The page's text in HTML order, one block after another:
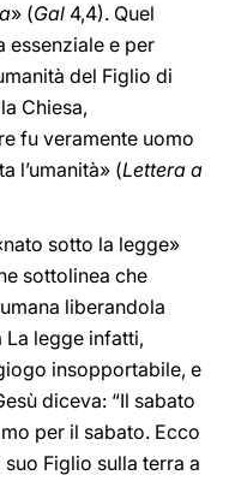
» (Gal 4,4). Quel
essenziale e per
del Figlio di
Chiesa,
fu veramente uomo
l’umanità» (Lettera a
sotto la legge»
sottolinea che
liberandola
La legge infatti,
insopportabile, e
diceva: “Il sabato
per il sabato. Ecco
Figlio sulla terra a